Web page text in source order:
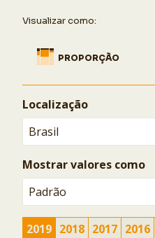
Visualizar como:
PROPORÇÃO
Localização
Brasil
Mostrar valores como
Padrão
2019 2018 2017 2016